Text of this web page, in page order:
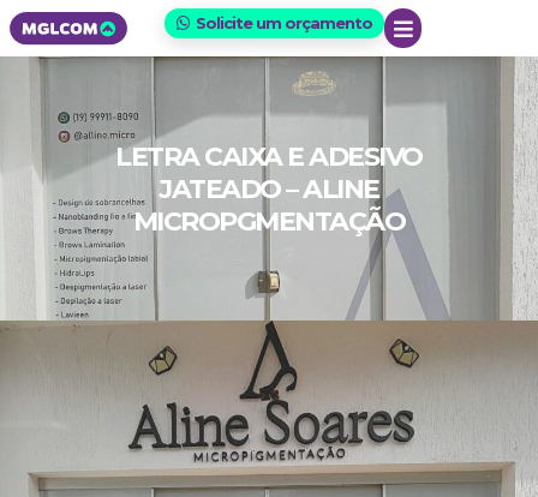
Solicite um orçamento
LETRA CAIXA E ADESIVO
JATEADO – ALINE
MICROPGMENTAÇÃO